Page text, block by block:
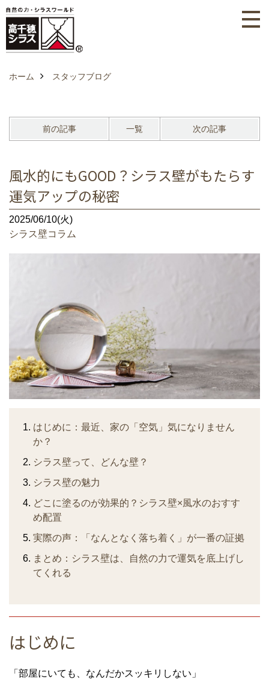
ホーム スタッフブログ
前の記事 一覧 次の記事
風水的にもGOOD？シラス壁がもたらす
運気アップの秘密
2025/06/10(火)
シラス壁コラム
はじめに：最近、家の「空気」気になりません
か？
シラス壁って、どんな壁？
シラス壁の魅力
どこに塗るのが効果的？シラス壁×風水のおすす
め配置
実際の声：「なんとなく落ち着く」が一番の証拠
まとめ：シラス壁は、自然の力で運気を底上げし
てくれる
はじめに
「部屋にいても、なんだかスッキリしない」